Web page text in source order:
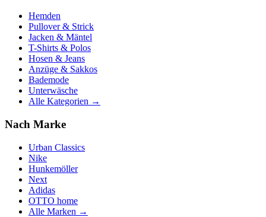
Hemden
Pullover & Strick
Jacken & Mäntel
T-Shirts & Polos
Hosen & Jeans
Anzüge & Sakkos
Bademode
Unterwäsche
Alle Kategorien →
Nach Marke
Urban Classics
Nike
Hunkemöller
Next
Adidas
OTTO home
Alle Marken →